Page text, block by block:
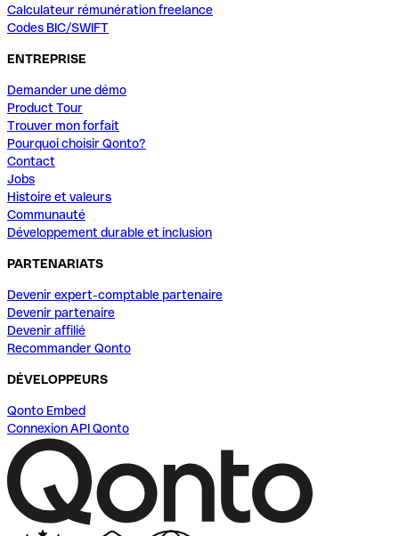
Calculateur rémunération freelance
Codes BIC/SWIFT
ENTREPRISE
Demander une démo
Product Tour
Trouver mon forfait
Pourquoi choisir Qonto?
Contact
Jobs
Histoire et valeurs
Communauté
Développement durable et inclusion
PARTENARIATS
Devenir expert-comptable partenaire
Devenir partenaire
Devenir affilié
Recommander Qonto
DÉVELOPPEURS
Qonto Embed
Connexion API Qonto